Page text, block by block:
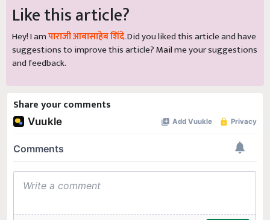
Like this article?
Hey! I amपाराजी आबासाहेब शिंदे. Did you liked this article and have
suggestions to improve this article?Mailme your suggestions
and feedback.
Share your comments